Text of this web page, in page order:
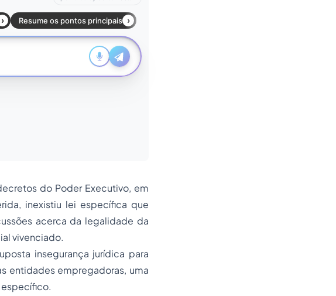
do Poder Executivo, em
inexistiu lei específica que
acerca da legalidade da
vivenciado.
insegurança jurídica para
entidades empregadoras, uma
específico.